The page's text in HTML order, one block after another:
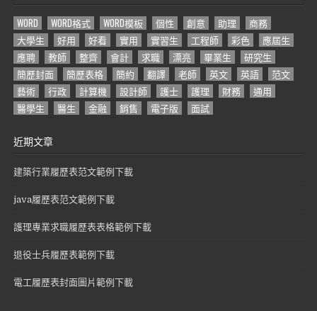
WORD WORD格式 WORD模板 個性 創意 助理
商務
大學生
好用 好看 實用 實習生 工程師 彩色
應屆生
應聘
教師 整齊 會計 求職 漂亮 畢業生
研究生
簡歷封面
簡歷表格 簡約 翻譯 老師 英文 英語
范文
藝術
行政 計算機 設計師 護士 護理 財務
通用
醫學生
醫生 金融 銷售 電子版 面試
近期文章
建築行業履歷表范文範例下載
java履歷表范文範例下載
護理專業求職履歷表表格範例下載
退役士兵履歷表範例下載
電工履歷表封面圖片範例下載